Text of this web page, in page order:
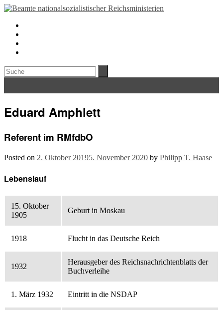
Eduard Amphlett
Referent im RMfdbO
Posted on 2. Oktober 20195. November 2020 by Philipp T. Haase
Lebenslauf
15. Oktober
1905
Geburt in Moskau
1918 Flucht in das Deutsche Reich
1932
Herausgeber des Reichsnachrichtenblatts der
Buchverleihe
1. März 1932 Eintritt in die NSDAP